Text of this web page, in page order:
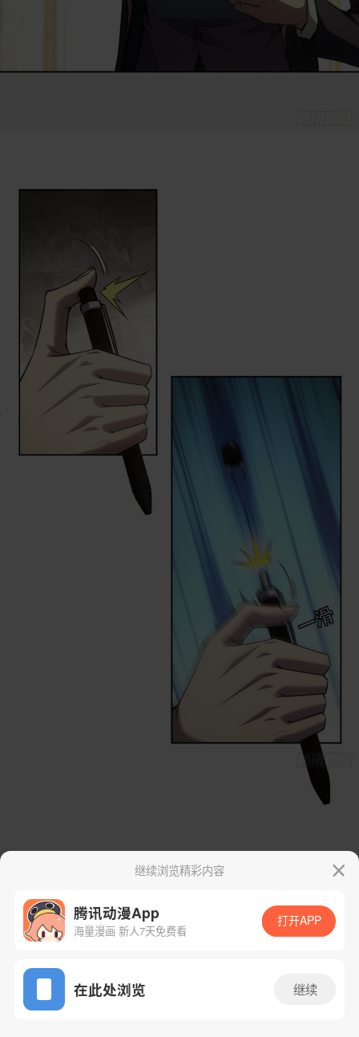
App免费看
继续浏览精彩内容
腾讯动漫App
海量漫画 新人7天免费看
打开APP
在此处浏览 继续